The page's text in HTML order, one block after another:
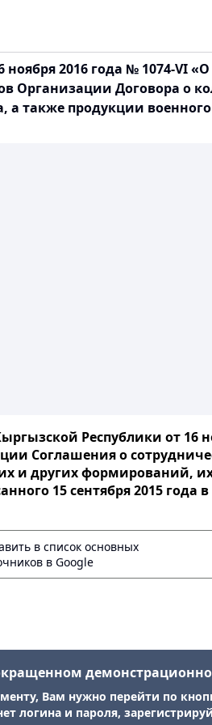
2016 года № 1074-VI
Организации Договора о
продукции военного
Республики от 16
Соглашения о
и других
15 сентября 2015 года
в список основных
в Google
Вам нужно перейти по
логина и пароля,